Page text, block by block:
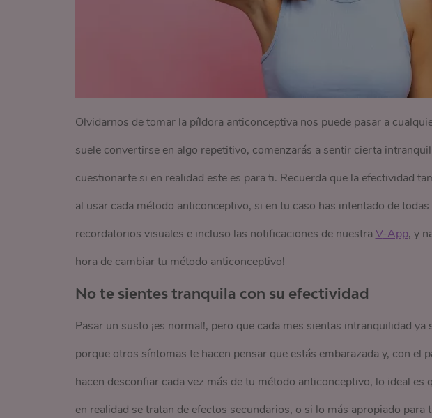
Olvidarnos de tomar la píldora anticonceptiva nos puede pasar a
suele convertirse en algo repetitivo, comenzarás a sentir cierta
cuestionarte si en realidad este es para ti. Recuerda que la efectividad
al usar cada método anticonceptivo, si en tu caso has intentado de
recordatorios visuales e incluso las notificaciones de nuestra V-App, y
hora de cambiar tu método anticonceptivo!
No te sientes tranquila con su efectividad
Pasar un susto ¡es normal!, pero que cada mes sientas intranquilidad ya
porque otros síntomas te hacen pensar que estás embarazada y, con el
hacen desconfiar cada vez más de tu método anticonceptivo, lo ideal
en realidad se tratan de efectos secundarios, o si lo más apropiado